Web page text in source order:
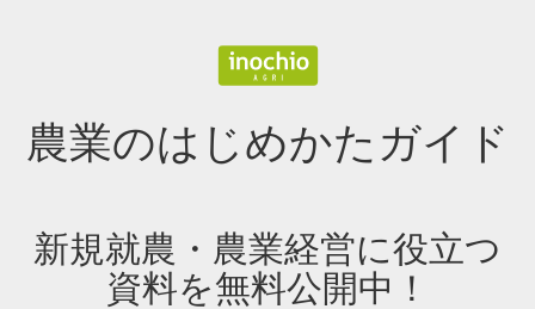
農業のはじめかたガイド
新規就農・農業経営に役立つ
資料を無料公開中！